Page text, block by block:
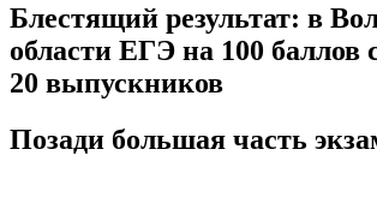
Блестящий результат: в
области ЕГЭ на 100 баллов
20 выпускников
Позади большая часть